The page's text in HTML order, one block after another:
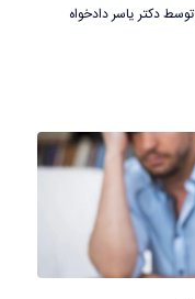
توسطدکتر یاسر دادخواه